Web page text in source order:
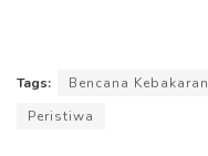
Tags: Bencana Kebakaran
Peristiwa